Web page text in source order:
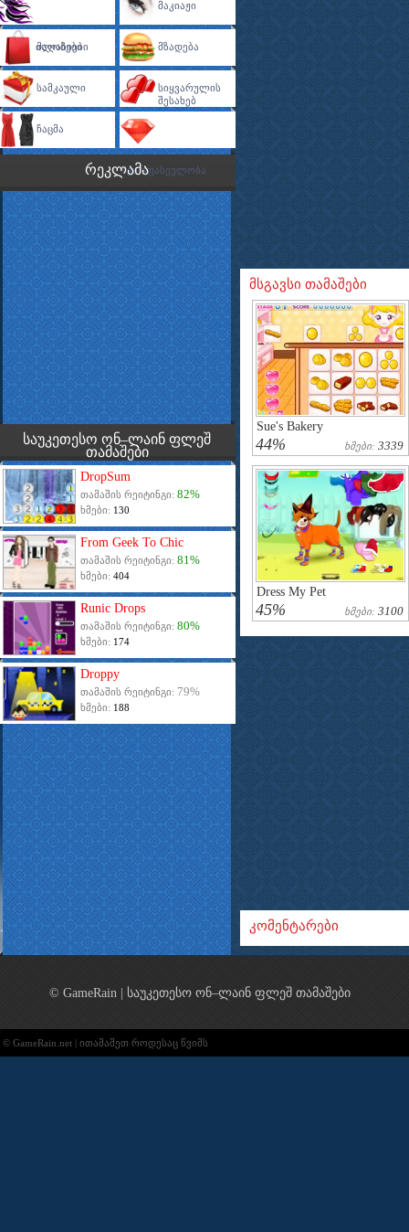
Ვარცხნილობები
Მაკიაჟი
Მაღაზიები Მზადება
Სამკაული
Სიყვარულის
Შესახებ
Ჩაცმა
Ძვირფასეულობა
რეკლამა
საუკეთესო ონ–ლაინ ფლეშ
თამაშები
DropSum
თამაშის რეიტინგი: 82%
ხმები: 130
From Geek To Chic
თამაშის რეიტინგი: 81%
ხმები: 404
Runic Drops
თამაშის რეიტინგი: 80%
ხმები: 174
Droppy
თამაშის რეიტინგი: 79%
ხმები: 188
მსგავსი თამაშები
Sue's Bakery
44% Ხმები: 3339
Dress My Pet
45% Ხმები: 3100
კომენტარები
© GameRain | საუკეთესო ონ–ლაინ ფლეშ თამაშები
© GameRain.net | ითამაშეთ როდესაც წვიმს